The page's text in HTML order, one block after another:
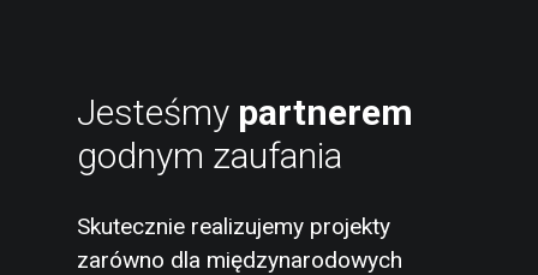
Jesteśmy partnerem
godnym zaufania
Skutecznie realizujemy projekty
zarówno dla międzynarodowych